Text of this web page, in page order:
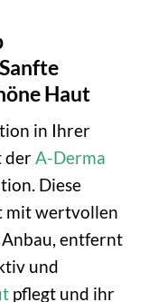
Haut
in Ihrer
derA-Derma
Diese
mit wertvollen
entfernt
und
pflegt und ihr